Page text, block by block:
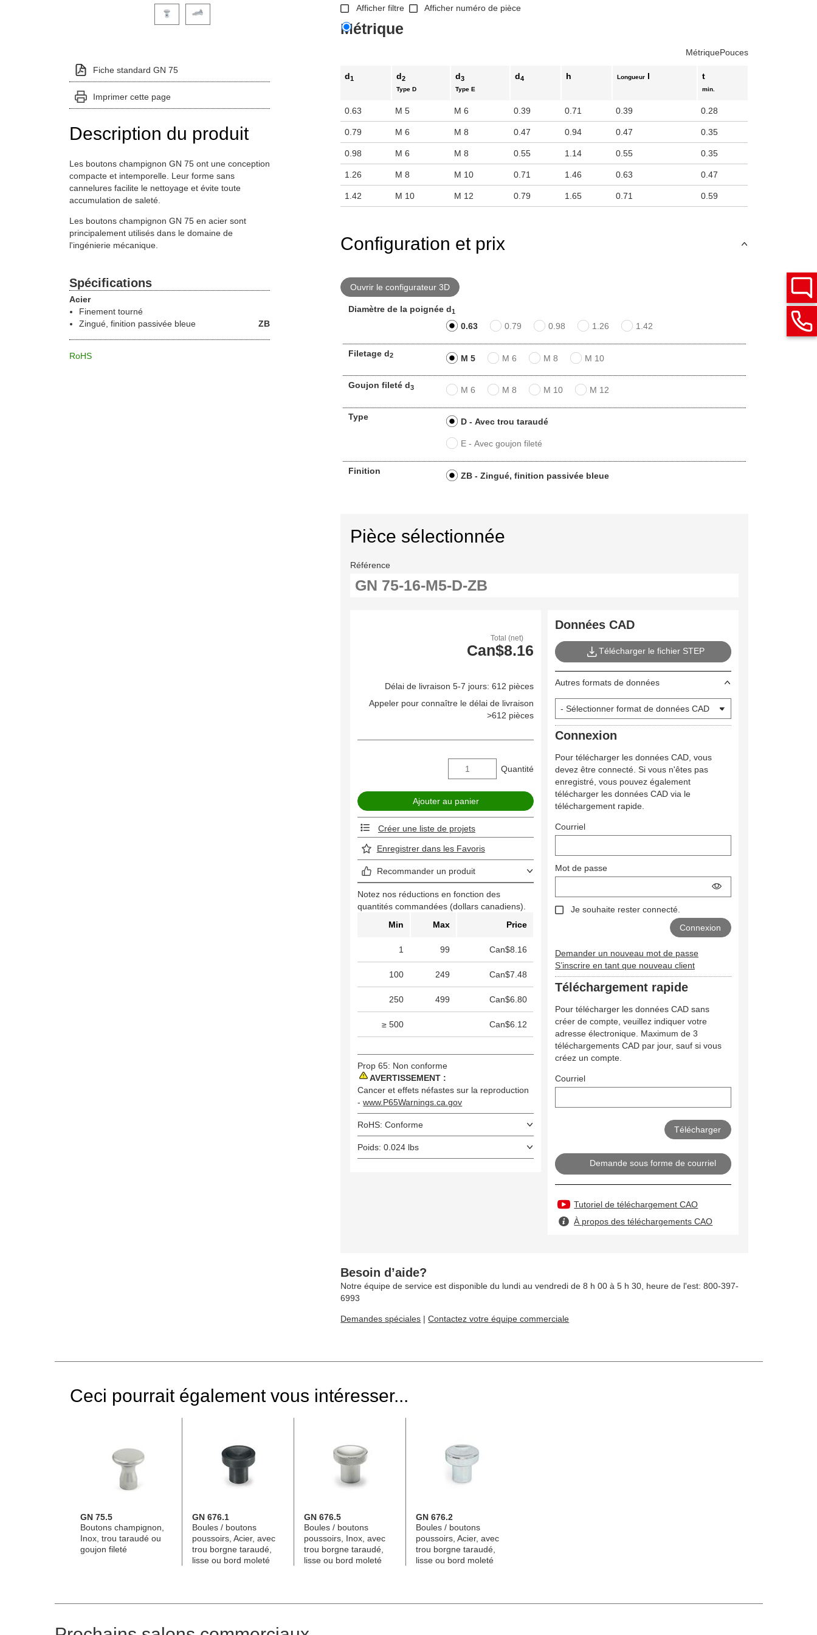
Cliquez sur une image de variante pour l'afficher dans la zone d'affichage principale du produit ou utilisez les touches de tabulation pour naviguer parmi les variantes de produit.
Fiche standard GN 75
Imprimer cette page
Description du produit
Les boutons champignon GN 75 ont une conception
compacte et intemporelle. Leur forme sans
cannelures facilite le nettoyage et évite toute
accumulation de saleté.
Les boutons champignon GN 75 en acier sont
principalement utilisés dans le domaine de
l'ingénierie mécanique.
Spécifications
Acier
Finement tourné
Zingué, finition passivée bleue
ZB
RoHS
Afficher filtre Afficher numéro de pièce
Métrique
MétriquePouces
d1 d2
Type D
d3
Type E
d4 h Longueur l t
min.
0.63 M 5 M 6 0.39 0.71 0.39 0.28
0.79 M 6 M 8 0.47 0.94 0.47 0.35
0.98 M 6 M 8 0.55 1.14 0.55 0.35
1.26 M 8 M 10 0.71 1.46 0.63 0.47
1.42 M 10 M 12 0.79 1.65 0.71 0.59
Configuration et prix
Ouvrir le configurateur 3D
Diamètre de la poignée d1
0.63 0.79 0.98 1.26 1.42
Filetage d2 M 5 M 6 M 8 M 10
Goujon fileté d3 M 6 M 8 M 10 M 12
Type D - Avec trou taraudé
E - Avec goujon fileté
Finition ZB - Zingué, finition passivée bleue
Pièce sélectionnée
Référence
Total (net)
Can$8.16
Délai de livraison 5-7 jours: 612 pièces
Appeler pour connaître le délai de livraison
>612 pièces
Quantité
Créer une liste de projets
Enregistrer dans les Favoris
Recommander un produit
Notez nos réductions en fonction des
quantités commandées (dollars canadiens).
Min
Max Price
1 99 Can$8.16
100 249 Can$7.48
250 499 Can$6.80
≥ 500 Can$6.12
Prop 65: Non conforme
AVERTISSEMENT :
Cancer et effets néfastes sur la reproduction
-www.P65Warnings.ca.gov
RoHS: Conforme
Poids: 0.024 lbs
Données CAD
Télécharger le fichier STEP
Autres formats de données
Connexion
Pour télécharger les données CAD, vous
devez être connecté. Si vous n'êtes pas
enregistré, vous pouvez également
télécharger les données CAD via le
téléchargement rapide.
Courriel
Mot de passe
Je souhaite rester connecté.
Demander un nouveau mot de passe
S’inscrire en tant que nouveau client
Téléchargement rapide
Pour télécharger les données CAD sans
créer de compte, veuillez indiquer votre
adresse électronique. Maximum de 3
téléchargements CAD par jour, sauf si vous
créez un compte.
Courriel
Demande sous forme de courriel
Tutoriel de téléchargement CAO
À propos des téléchargements CAO
Besoin d’aide?
Notre équipe de service est disponible du lundi au vendredi de 8 h 00 à 5 h 30, heure de l'est: 800-397-
6993
Demandes spéciales |Contactez votre équipe commerciale
Ceci pourrait également vous intéresser...
GN 75.5
Boutons champignon,
Inox, trou taraudé ou
goujon fileté
GN 676.1
Boules / boutons
poussoirs, Acier, avec
trou borgne taraudé,
lisse ou bord moleté
GN 676.5
Boules / boutons
poussoirs, Inox, avec
trou borgne taraudé,
lisse ou bord moleté
GN 676.2
Boules / boutons
poussoirs, Acier, avec
trou borgne taraudé,
lisse ou bord moleté